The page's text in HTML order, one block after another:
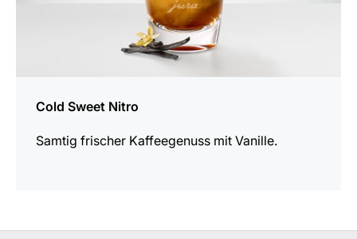
Cold Sweet Nitro
Samtig frischer Kaffeegenuss mit Vanille.